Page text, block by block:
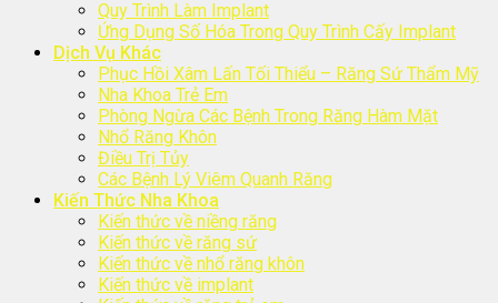
Quy Trình Làm Implant
Ứng Dụng Số Hóa Trong Quy Trình Cấy Implant
Dịch Vụ Khác
Phục Hồi Xâm Lấn Tối Thiểu – Răng Sứ Thẩm Mỹ
Nha Khoa Trẻ Em
Phòng Ngừa Các Bệnh Trong Răng Hàm Mặt
Nhổ Răng Khôn
Điều Trị Tủy
Các Bệnh Lý Viêm Quanh Răng
Kiến Thức Nha Khoa
Kiến thức về niềng răng
Kiến thức về răng sứ
Kiến thức về nhổ răng khôn
Kiến thức về implant